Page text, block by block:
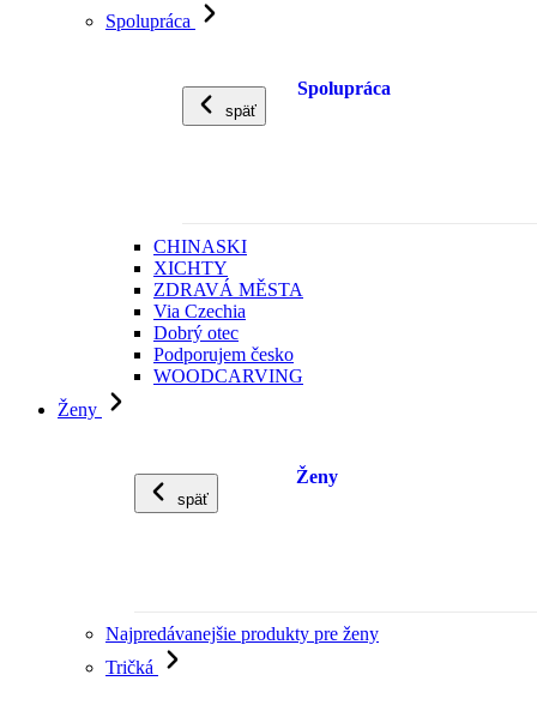
Spolupráca
späť
Spolupráca
CHINASKI
XICHTY
ZDRAVÁ MĚSTA
Via Czechia
Dobrý otec
Podporujem česko
WOODCARVING
Ženy
späť
Ženy
Najpredávanejšie produkty pre ženy
Tričká